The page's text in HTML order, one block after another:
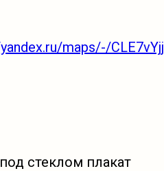
maps/-/CLE7vYjj
стеклом плакат